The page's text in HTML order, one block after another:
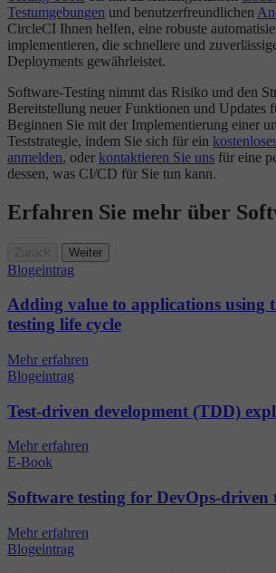
Testumgebungen und benutzerfreundlichen
CircleCI Ihnen helfen, eine robuste
implementieren, die schnellere und
Deployments gewährleistet.
Software-Testing nimmt das Risiko und den
Bereitstellung neuer Funktionen und Updates
Beginnen Sie mit der Implementierung einer
Teststrategie, indem Sie sich für ein
anmelden, oder kontaktieren Sie uns für eine
dessen, was CI/CD für Sie tun kann.
Erfahren Sie mehr über
Weiter
Blogeintrag
Adding value to applications using
testing life cycle
Mehr erfahren
Blogeintrag
Test-driven development (TDD)
Mehr erfahren
E-Book
Software testing for DevOps-driven
Mehr erfahren
Blogeintrag